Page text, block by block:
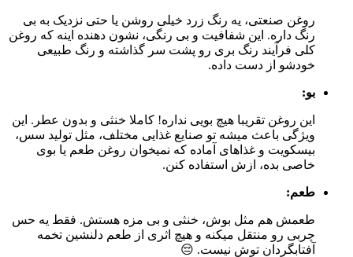
روغن صنعتی، یه رنگ زرد خیلی روشن یا حتی نزدیک به بی
رنگ داره. این شفافیت و بی رنگی، نشون دهنده اینه که روغن
کلی فرآیند رنگ بری رو پشت سر گذاشته و رنگ طبیعی
خودشو از دست داده.
بو:
این روغن تقریبا هیچ بویی نداره! کاملا خنثی و بدون عطر. این
ویژگی باعث میشه تو صنایع غذایی مختلف، مثل تولید سس،
بیسکویت و غذاهای آماده که نمیخوان روغن طعم یا بوی
خاصی بده، ازش استفاده کنن.
طعم:
طعمش هم مثل بوش، خنثی و بی مزه هستش. فقط یه حس
چربی رو منتقل میکنه و هیچ اثری از طعم دلنشین تخمه
آفتابگردان توش نیست. 😔